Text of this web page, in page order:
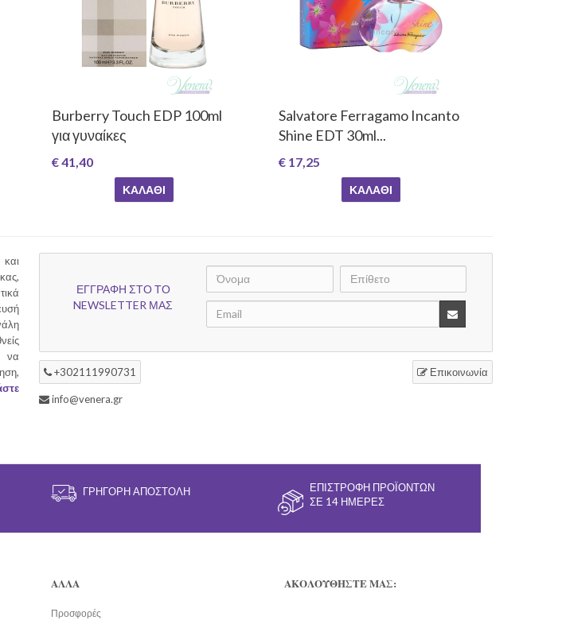
Burberry Touch EDP 100ml
για γυναίκες
€ 41,40
ΚΑΛΆΘΙ
Salvatore Ferragamo Incanto
Shine EDT 30ml...
€ 17,25
ΚΑΛΆΘΙ
να
ΕΓΓΡΑΦΗ ΣΤΟ ΤΟ
NEWSLETTER ΜΑΣ
+302111990731 Επικοινωνία
info@venera.gr
ΓΡΉΓΟΡΗ ΑΠΟΣΤΟΛΉ
ΕΠΙΣΤΡΟΦΉ ΠΡΟΪΌΝΤΩΝ
ΣΕ 14 ΗΜΈΡΕΣ
ΑΛΛΑ
Προσφορές
ΑΚΟΛΟΥΘΗΣΤΕ ΜΑΣ: